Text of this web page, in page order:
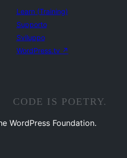
Learn (Training)
Supporto
Sviluppo
WordPress.tv ↗
CODE IS POETRY.
WordPress Foundation.